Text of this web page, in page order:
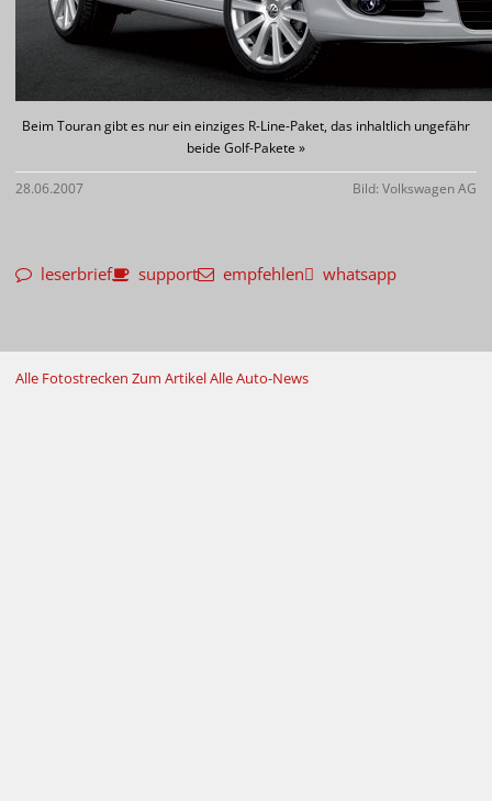
Beim Touran gibt es nur ein einziges R-Line-Paket, das inhaltlich ungefähr
beide Golf-Pakete »
28.06.2007 Bild: Volkswagen AG
leserbrief support empfehlen whatsapp
Alle Fotostrecken Zum ArtikelAlle Auto-News